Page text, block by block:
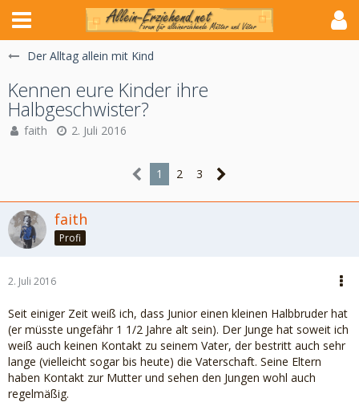
Der Alltag allein mit Kind
Kennen eure Kinder ihre
Halbgeschwister?
faith 2. Juli 2016
1 2 3
faith
Profi
2. Juli 2016
Seit einiger Zeit weiß ich, dass Junior einen kleinen Halbbruder hat
(er müsste ungefähr 1 1/2 Jahre alt sein). Der Junge hat soweit ich
weiß auch keinen Kontakt zu seinem Vater, der bestritt auch sehr
lange (vielleicht sogar bis heute) die Vaterschaft. Seine Eltern
haben Kontakt zur Mutter und sehen den Jungen wohl auch
regelmäßig.